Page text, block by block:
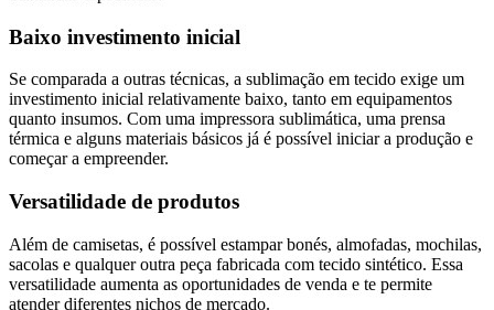
Baixo investimento inicial
Se comparada a outras técnicas, a sublimação em tecido exige um
investimento inicial relativamente baixo, tanto em equipamentos
quanto insumos. Com uma impressora sublimática, uma prensa
térmica e alguns materiais básicos já é possível iniciar a produção e
começar a empreender.
Versatilidade de produtos
Além de camisetas, é possível estampar bonés, almofadas, mochilas,
sacolas e qualquer outra peça fabricada com tecido sintético. Essa
versatilidade aumenta as oportunidades de venda e te permite
atender diferentes nichos de mercado.